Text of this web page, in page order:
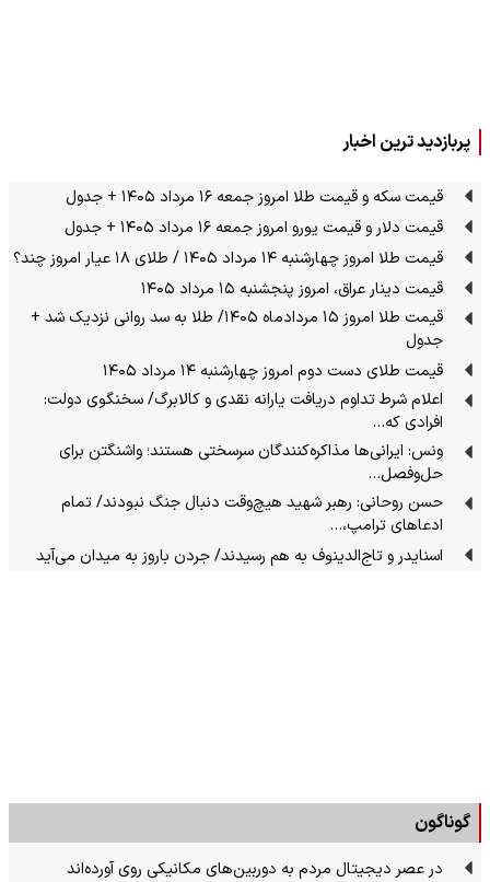
پربازدید ترین اخبار
قیمت سکه و قیمت طلا امروز جمعه ۱۶ مرداد ۱۴۰۵ + جدول
قیمت دلار و قیمت یورو امروز جمعه ۱۶ مرداد ۱۴۰۵ + جدول
قیمت طلا امروز چهارشنبه ۱۴ مرداد ۱۴۰۵ / طلای ۱۸ عیار امروز چند؟
قیمت دینار عراق، امروز پنجشنبه ۱۵ مرداد ۱۴۰۵
قیمت طلا امروز ۱۵ مردادماه ۱۴۰۵/ طلا به سد روانی نزدیک شد +
جدول
قیمت طلای دست دوم امروز چهارشنبه ۱۴ مرداد ۱۴۰۵
اعلام شرط تداوم دریافت یارانه نقدی و کالابرگ/ سخنگوی دولت:
افرادی که…
ونس: ایرانی‌ها مذاکره‌کنندگان سرسختی هستند؛ واشنگتن برای
حل‌وفصل…
حسن روحانی: رهبر شهید هیچ‌وقت دنبال جنگ نبودند/ تمام
ادعاهای ترامپ،…
اسنایدر و تاج‌الدینوف به هم رسیدند/ جردن باروز به میدان می‌آید
گوناگون
در عصر دیجیتال مردم به دوربین‌های مکانیکی روی آورده‌اند